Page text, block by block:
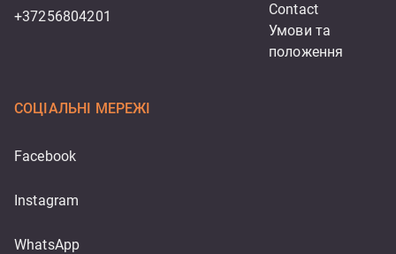
+37256804201
Contact
Умови та
положення
СОЦІАЛЬНІ МЕРЕЖІ
Facebook
Instagram
WhatsApp